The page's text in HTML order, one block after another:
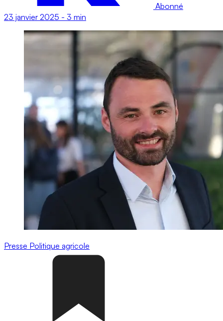
Abonné
23 janvier 2025 - 3 min
Presse Politique agricole